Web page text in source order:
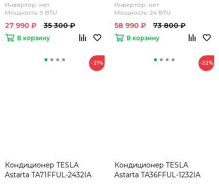
Инвертор: нет
Мощность: 9 BTU
27 990 ₽ 35 300 ₽
В корзину
Инвертор: нет
Мощность: 24 BTU
58 990 ₽ 73 800 ₽
В корзину
−21%
Кондиционер TESLA
Astarta TA71FFUL-2432IA
−22%
Кондиционер TESLA
Astarta TA36FFUL-1232IA